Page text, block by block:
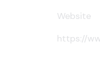
Website
https://